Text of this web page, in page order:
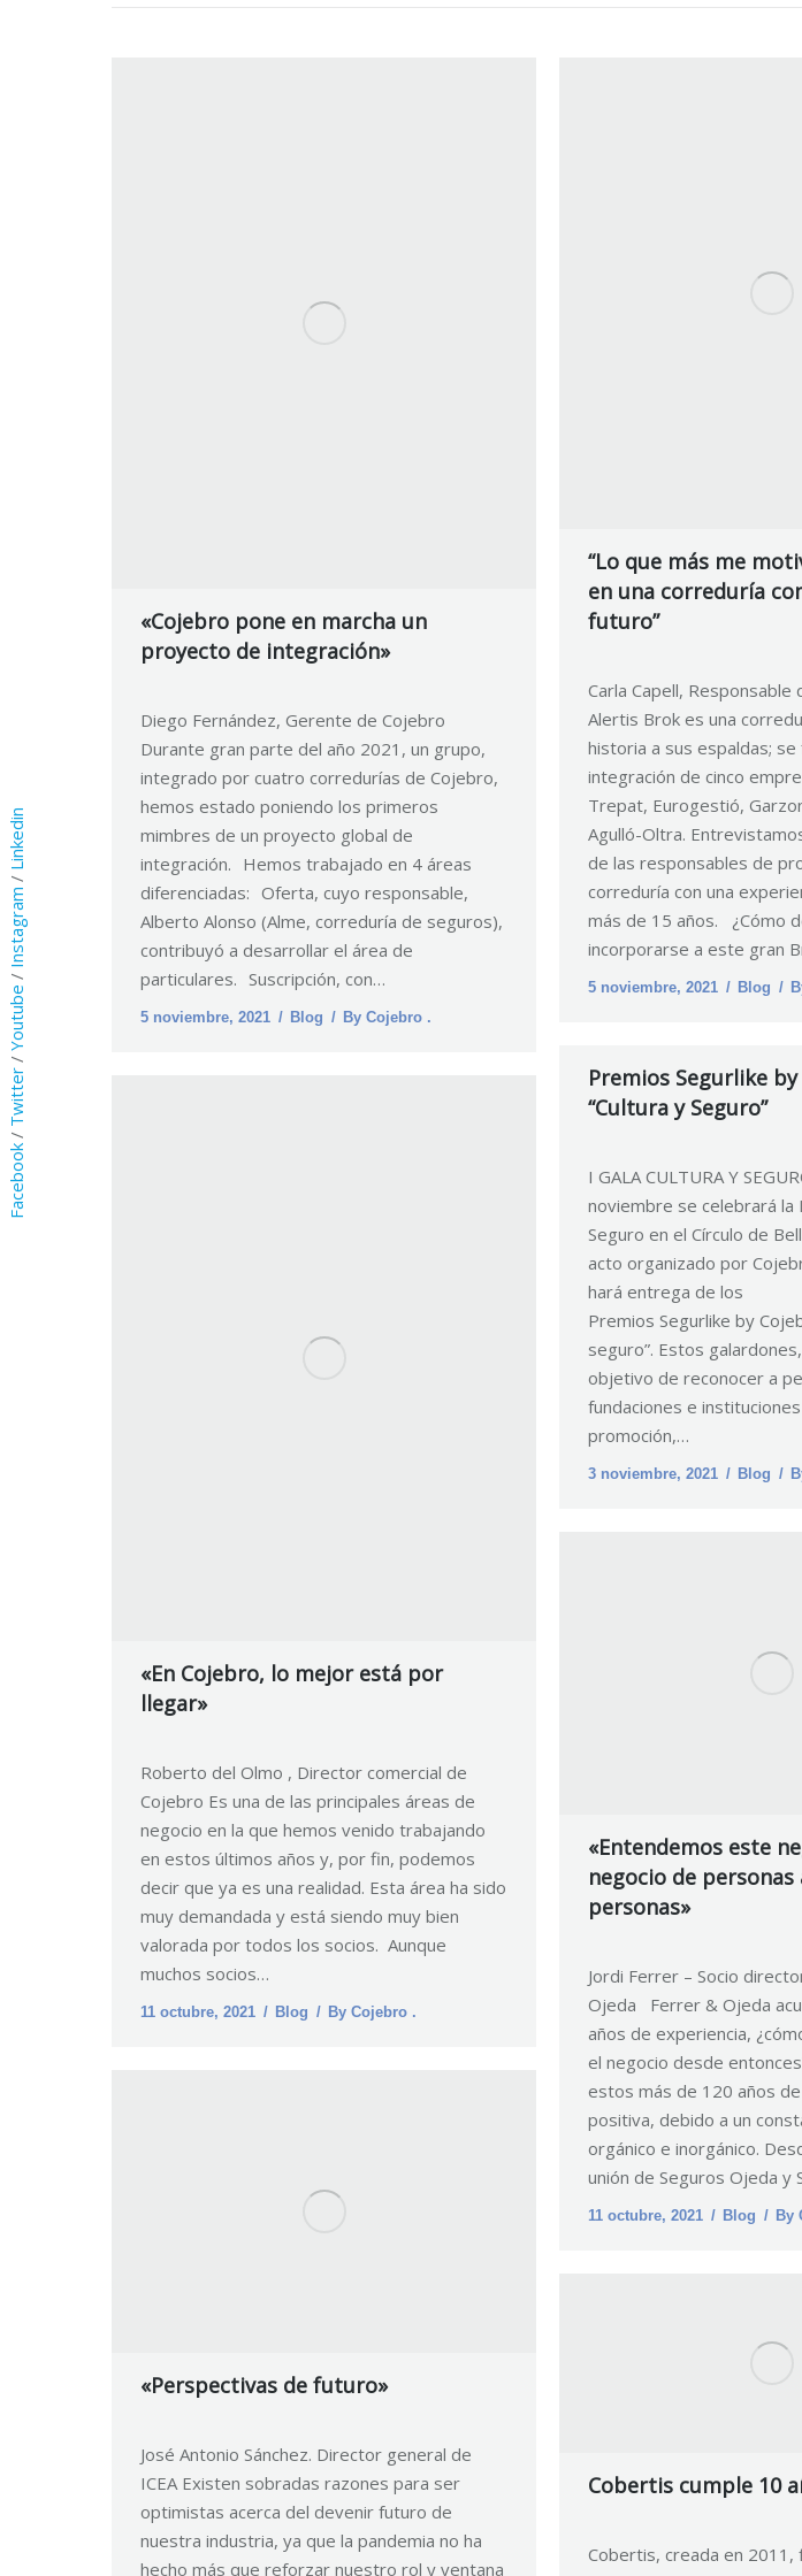
Facebook
/
Twitter
/
Youtube
/
Instagram
/
Linkedin
«Cojebro pone en marcha un
proyecto de integración»
Diego Fernández, Gerente de Cojebro
Durante gran parte del año 2021, un grupo,
integrado por cuatro corredurías de Cojebro,
hemos estado poniendo los primeros
mimbres de un proyecto global de
integración. Hemos trabajado en 4 áreas
diferenciadas: Oferta, cuyo responsable,
Alberto Alonso (Alme, correduría de seguros),
contribuyó a desarrollar el área de
particulares. Suscripción, con…
5 noviembre, 2021 Blog By Cojebro .
“Lo que más me
en una correduría
futuro”
Carla Capell, Responsable
Alertis Brok es una
historia a sus espaldas;
integración de cinco
Trepat, Eurogestió,
Agulló-Oltra.
de las responsables de
correduría con una
más de 15 años. ¿Cómo
incorporarse a este gran
5 noviembre, 2021 Blog
Premios Segurlike
“Cultura y Seguro”
I GALA CULTURA Y
noviembre se celebrará la
Seguro en el Círculo de
acto organizado por
hará entrega de los
Premios Segurlike by
seguro”. Estos
objetivo de reconocer a
fundaciones e
promoción,…
3 noviembre, 2021 Blog
«En Cojebro, lo mejor está por
llegar»
Roberto del Olmo , Director comercial de
Cojebro Es una de las principales áreas de
negocio en la que hemos venido trabajando
en estos últimos años y, por fin, podemos
decir que ya es una realidad. Esta área ha sido
muy demandada y está siendo muy bien
valorada por todos los socios. Aunque
muchos socios…
11 octubre, 2021 Blog By Cojebro .
«Entendemos este
negocio de personas
personas»
Jordi Ferrer – Socio
Ojeda Ferrer & Ojeda
años de experiencia,
el negocio desde
estos más de 120 años
positiva, debido a un
orgánico e inorgánico.
unión de Seguros Ojeda y
11 octubre, 2021 Blog By
«Perspectivas de futuro»
José Antonio Sánchez. Director general de
ICEA Existen sobradas razones para ser
optimistas acerca del devenir futuro de
nuestra industria, ya que la pandemia no ha
hecho más que reforzar nuestro rol y ventana
Cobertis cumple 10
Cobertis, creada en 2011,